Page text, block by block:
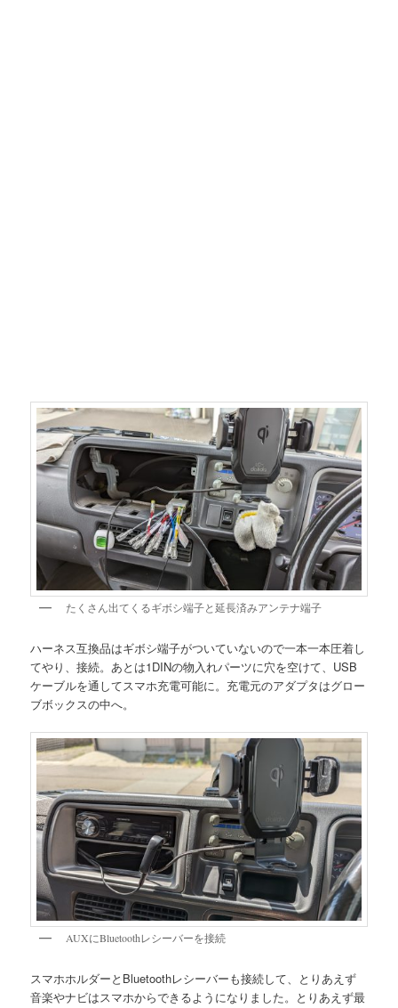
たくさん出てくるギボシ端子と延長済みアンテナ端子
ハーネス互換品はギボシ端子がついていないので一本一本圧着し
てやり、接続。あとは1DINの物入れパーツに穴を空けて、USB
ケーブルを通してスマホ充電可能に。充電元のアダプタはグロー
ブボックスの中へ。
AUXにBluetoothレシーバーを接続
スマホホルダーとBluetoothレシーバーも接続して、とりあえず
音楽やナビはスマホからできるようになりました。とりあえず最